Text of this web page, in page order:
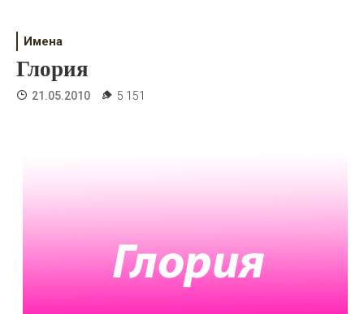
Дети
Свадьба
Имена
Глория
21.05.2010 5 151